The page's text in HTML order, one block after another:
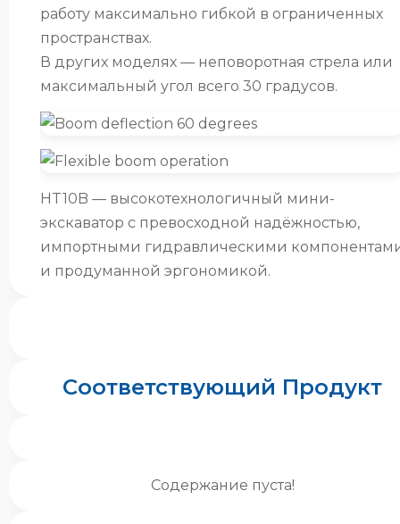
работу максимально гибкой в ограниченных
пространствах.
В других моделях — неповоротная стрела или
максимальный угол всего 30 градусов.
HT10B — высокотехнологичный мини-
экскаватор с превосходной надёжностью,
импортными гидравлическими
и продуманной эргономикой.
Соответствующий Продукт
Содержание пуста!